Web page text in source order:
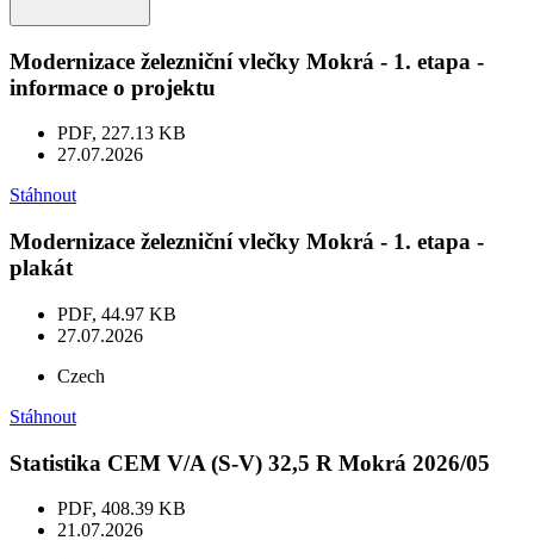
Modernizace železniční vlečky Mokrá - 1. etapa -
informace o projektu
PDF, 227.13 KB
27.07.2026
Stáhnout
Modernizace železniční vlečky Mokrá - 1. etapa -
plakát
PDF, 44.97 KB
27.07.2026
Czech
Stáhnout
Statistika CEM V/A (S-V) 32,5 R Mokrá 2026/05
PDF, 408.39 KB
21.07.2026